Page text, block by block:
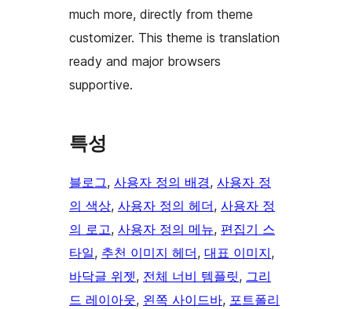
much more, directly from theme
customizer. This theme is translation
ready and major browsers
supportive.
특성
블로그, 사용자 정의 배경, 사용자 정
의 색상, 사용자 정의 헤더, 사용자 정
의 로고, 사용자 정의 메뉴, 편집기 스
타일, 추천 이미지 헤더, 대표 이미지
바닥글 위젯, 전체 너비 템플릿, 그리
드 레이아웃, 왼쪽 사이드바, 포트폴리